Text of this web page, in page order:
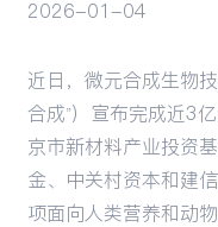
2026-01-04
近日，微元合成生物
合成”）宣布完成近3
京市新材料产业投资
金、 中关村资本和建
项面向人类营养和动